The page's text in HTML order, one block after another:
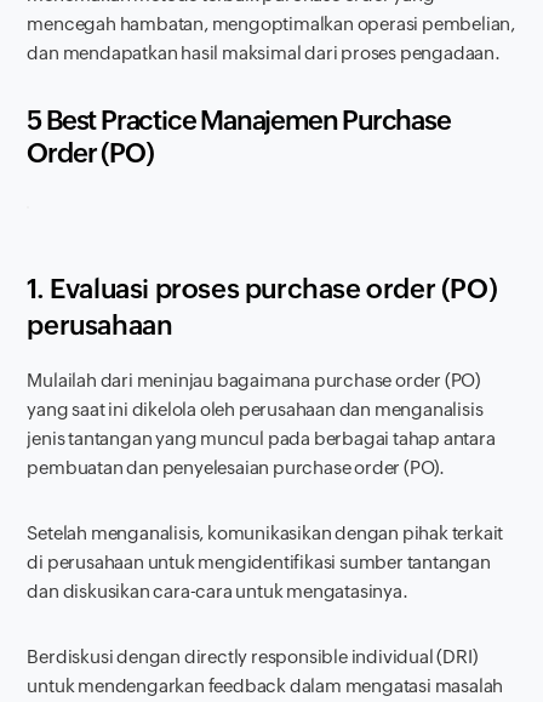
mencegah hambatan, mengoptimalkan operasi pembelian,
dan mendapatkan hasil maksimal dari proses pengadaan.
5 Best Practice ManajemenPurchase
Order(PO)
1. Evaluasi proses purchase order (PO)
perusahaan
Mulailah dari meninjau bagaimana purchase order (PO)
yang saat ini dikelola oleh perusahaan dan menganalisis
jenis tantangan yang muncul pada berbagai tahap antara
pembuatan dan penyelesaian purchase order(PO).
Setelah menganalisis, komunikasikan dengan pihak terkait
di perusahaan untuk mengidentifikasi sumber tantangan
dan diskusikan cara-cara untuk mengatasinya.
Berdiskusi dengan directly responsible individual(DRI)
untuk mendengarkan feedback dalam mengatasi masalah